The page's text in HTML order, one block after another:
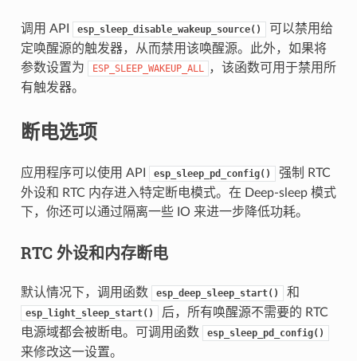
调用 API esp_sleep_disable_wakeup_source()
可以禁用给
定唤醒源的触发器，从而禁用该唤醒源。此外，如果将
参数设置为
ESP_SLEEP_WAKEUP_ALL ，该函数可用于禁用所
有触发器。
断电选项
应用程序可以使用 API esp_sleep_pd_config()
强制 RTC
外设和 RTC 内存进入特定断电模式。在 Deep-sleep 模式
下，你还可以通过隔离一些 IO 来进一步降低功耗。
RTC 外设和内存断电
默认情况下，调用函数 esp_deep_sleep_start() 和
esp_light_sleep_start()
后，所有唤醒源不需要的 RTC
电源域都会被断电。可调用函数
esp_sleep_pd_config()
来修改这一设置。